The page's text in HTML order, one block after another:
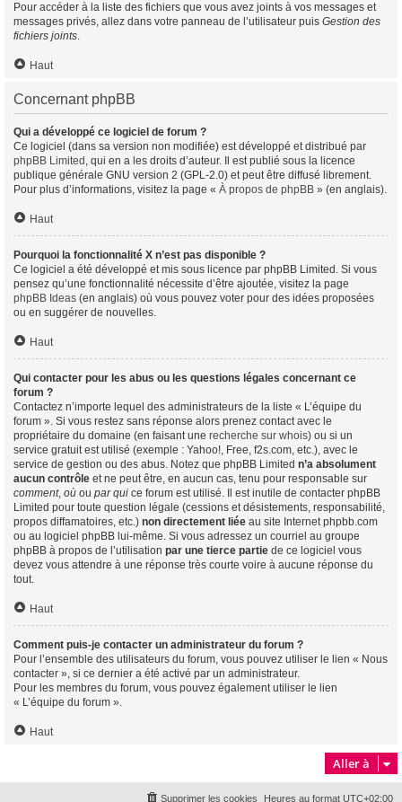
Pour accéder à la liste des fichiers que vous avez joints à vos messages et
messages privés, allez dans votre panneau de l’utilisateur puis Gestion des
fichiers joints.
Haut
Concernant phpBB
Qui a développé ce logiciel de forum ?
Ce logiciel (dans sa version non modifiée) est développé et distribué par
phpBB Limited , qui en a les droits d’auteur. Il est publié sous la licence
publique générale GNU version 2 (GPL-2.0) et peut être diffusé librement.
Pour plus d’informations, visitez la page « À propos de phpBB » (en anglais).
Haut
Pourquoi la fonctionnalité X n’est pas disponible ?
Ce logiciel a été développé et mis sous licence par phpBB Limited. Si vous
pensez qu’une fonctionnalité nécessite d’être ajoutée, visitez la page
phpBB Ideas (en anglais) où vous pouvez voter pour des idées proposées
ou en suggérer de nouvelles.
Haut
Qui contacter pour les abus ou les questions légales concernant ce
forum ?
Contactez n’importe lequel des administrateurs de la liste « L’équipe du
forum ». Si vous restez sans réponse alors prenez contact avec le
propriétaire du domaine (en faisant une recherche sur whois) ou si un
service gratuit est utilisé (exemple : Yahoo!, Free, f2s.com, etc.), avec le
service de gestion ou des abus. Notez que phpBB Limited n’a absolument
aucun contrôle et ne peut être, en aucun cas, tenu pour responsable sur
comment, où ou par qui ce forum est utilisé. Il est inutile de contacter phpBB
Limited pour toute question légale (cessions et désistements, responsabilité,
propos diffamatoires, etc.) non directement liée au site Internet phpbb.com
ou au logiciel phpBB lui-même. Si vous adressez un courriel au groupe
phpBB à propos de l’utilisation par une tierce partie de ce logiciel vous
devez vous attendre à une réponse très courte voire à aucune réponse du
tout.
Haut
Comment puis-je contacter un administrateur du forum ?
Pour l’ensemble des utilisateurs du forum, vous pouvez utiliser le lien « Nous
contacter », si ce dernier a été activé par un administrateur.
Pour les membres du forum, vous pouvez également utiliser le lien
« L’équipe du forum ».
Haut
Aller à
Heures au format UTC+02:00
Supprimer les cookies